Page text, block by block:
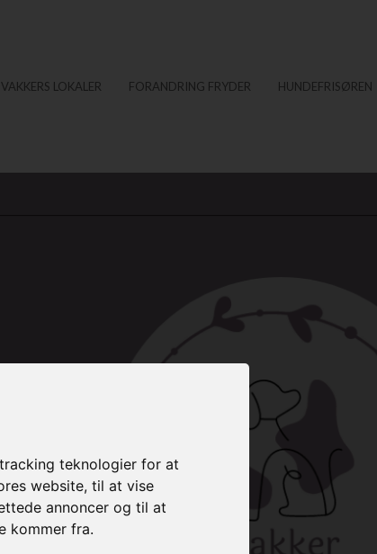
teknologier for at
website, til at vise
annoncer og til at
kommer fra.
VAKKERS LOKALER FORANDRING FRYDER HUNDEFRISØREN